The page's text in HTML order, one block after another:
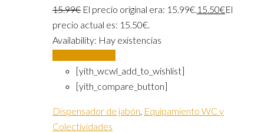
15.99€ El precio original era: 15.99€.15.50€El
precio actual es: 15.50€.
Availability: Hay existencias
[yith_wcwl_add_to_wishlist]
[yith_compare_button]
Dispensador de jabón, Equipamiento WC y
Colectividades